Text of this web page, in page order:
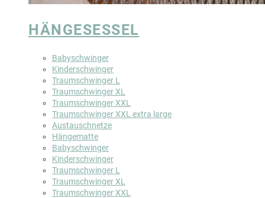
HÄNGESESSEL
Babyschwinger
Kinderschwinger
Traumschwinger L
Traumschwinger XL
Traumschwinger XXL
Traumschwinger XXL extra large
Austauschnetze
Hängematte
Babyschwinger
Kinderschwinger
Traumschwinger L
Traumschwinger XL
Traumschwinger XXL